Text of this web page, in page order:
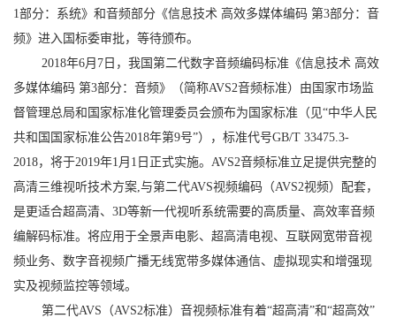
1部分：系统》和音频部分《信息技术 高效多媒体编码 第3部分：音
频》进入国标委审批，等待颁布。
2018年6月7日，我国第二代数字音频编码标准《信息技术 高效
多媒体编码 第3部分：音频》（简称AVS2音频标准）由国家市场监
督管理总局和国家标准化管理委员会颁布为国家标准（见“中华人民
共和国国家标准公告2018年第9号”），标准代号GB/T 33475.3-
2018，将于2019年1月1日正式实施。AVS2音频标准立足提供完整的
高清三维视听技术方案,与第二代AVS视频编码（AVS2视频）配套，
是更适合超高清、3D等新一代视听系统需要的高质量、高效率音频
编解码标准。将应用于全景声电影、超高清电视、互联网宽带音视
频业务、数字音视频广播无线宽带多媒体通信、虚拟现实和增强现
实及视频监控等领域。
第二代AVS（AVS2标准）音视频标准有着“超高清”和“超高效”